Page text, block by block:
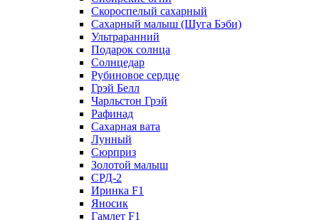
Скороспелый сахарный
Сахарный малыш (Шуга Бэби)
Ультраранний
Подарок солнца
Солнцедар
Рубиновое сердце
Грэй Белл
Чарльстон Грэй
Рафинад
Сахарная вата
Лунный
Сюрприз
Золотой малыш
СРД-2
Иринка F1
Яносик
Гамлет F1